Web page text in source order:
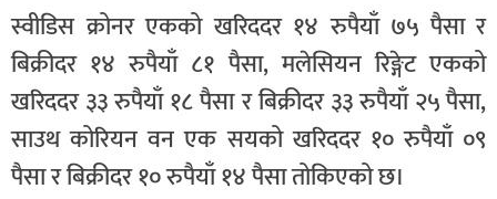
स्वीडिस क्रोनर एकको खरिददर १४ रुपैयाँ ७५ पैसा र
बिक्रीदर १४ रुपैयाँ ८१ पैसा, मलेसियन रिङ्गेट एकको
खरिददर ३३ रुपैयाँ १८ पैसा र बिक्रीदर ३३ रुपैयाँ २५ पैसा,
साउथ कोरियन वन एक सयको खरिददर १० रुपैयाँ ०९
पैसा र बिक्रीदर १० रुपैयाँ १४ पैसा तोकिएको छ।